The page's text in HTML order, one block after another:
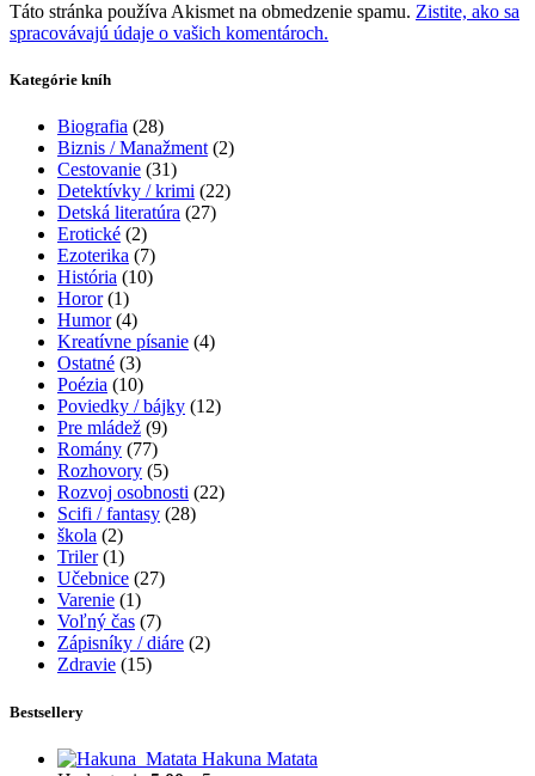
Táto stránka používa Akismet na obmedzenie spamu. Zistite, ako sa
spracovávajú údaje o vašich komentároch.
Kategórie kníh
Biografia (28)
Biznis / Manažment (2)
Cestovanie (31)
Detektívky / krimi (22)
Detská literatúra (27)
Erotické (2)
Ezoterika (7)
História (10)
Horor (1)
Humor (4)
Kreatívne písanie (4)
Ostatné (3)
Poézia (10)
Poviedky / bájky (12)
Pre mládež (9)
Romány (77)
Rozhovory (5)
Rozvoj osobnosti (22)
Scifi / fantasy (28)
škola (2)
Triler (1)
Učebnice (27)
Varenie (1)
Voľný čas (7)
Zápisníky / diáre (2)
Zdravie (15)
Bestsellery
Hakuna Matata